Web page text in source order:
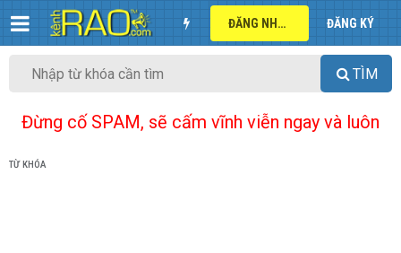
ĐĂNG NHẬP ĐĂNG KÝ
TÌM
Đừng cố SPAM, sẽ cấm vĩnh viễn ngay và luôn
TỪ KHÓA